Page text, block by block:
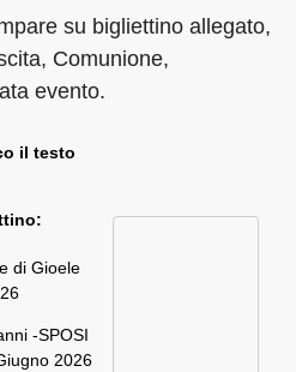
su bigliettino allegato,
Comunione,
evento.
il testo
di Gioele
-SPOSI
2026